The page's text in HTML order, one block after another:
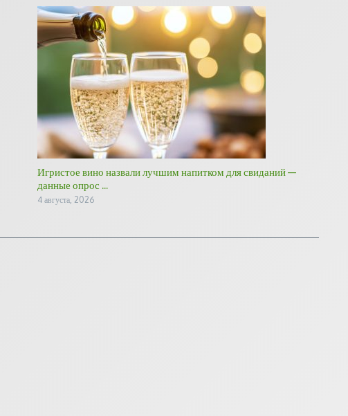
Игристое вино назвали лучшим напитком для свиданий —
данные опрос ...
4 августа, 2026